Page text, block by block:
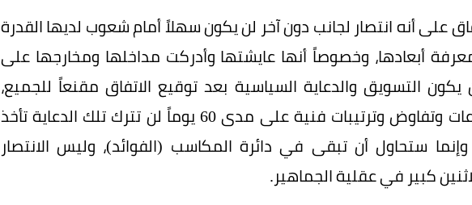
على أنه انتصار لجانب دون آخر لن يكون سهلاً أمام شعوب لديها القدرة
أبعادها، وخصوصاً أنها عايشتها وأدركت مداخلها ومخارجها على
يكون التسويق والدعاية السياسية بعد توقيع الاتفاق مقنعاً للجميع،
وخصوصاً أن ما بعده من اجتماعات وتفاوض وترتيبات فنية على مدى 60 يوماً لن تترك تلك الدعاية تأخذ
وإنما ستحاول أن تبقى في دائرة المكاسب (الفوائد)، وليس الانتصار
كبير في عقلية الجماهير.